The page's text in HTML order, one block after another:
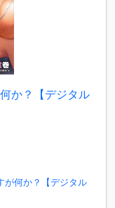
か？【デジタル
が何か？【デジタル